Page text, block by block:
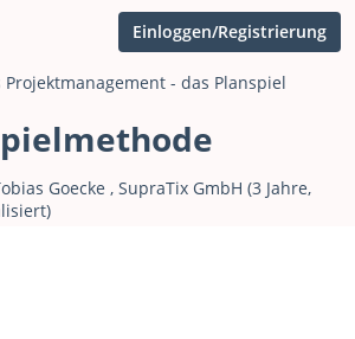
Einloggen/Registrierung
Projektmanagement - das Planspiel
Goecke , SupraTix GmbH (3 Jahre,